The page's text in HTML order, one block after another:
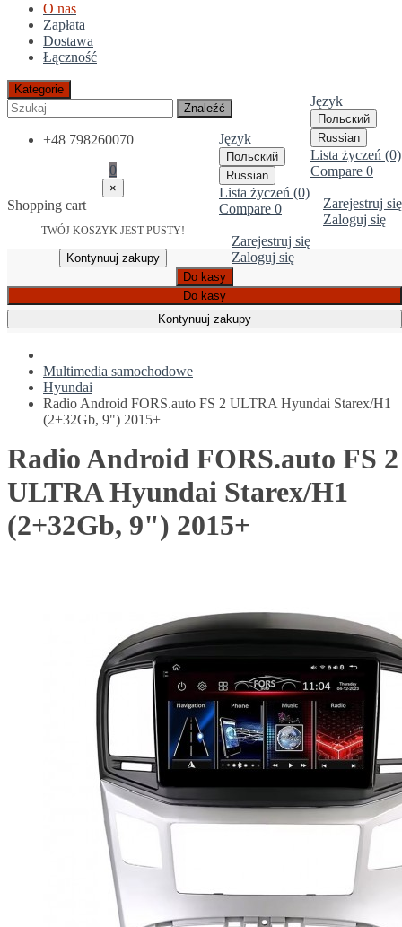
O nas
Zapłata
Dostawa
Łączność
Język
Польский
Russian
Lista życzeń (0)
Compare 0
Zarejestruj się
Zaloguj się
Kategorie
Znaleźć
Język
Польский
Russian
Lista życzeń (0)
Compare 0
Zarejestruj się
Zaloguj się
+48 798260070
0
×
Shopping cart
TWÓJ KOSZYK JEST PUSTY!
Kontynuuj zakupy
Do kasy
Do kasy
Kontynuuj zakupy
Multimedia samochodowe
Hyundai
Radio Android FORS.auto FS 2 ULTRA Hyundai Starex/H1
(2+32Gb, 9") 2015+
Radio Android FORS.auto FS 2
ULTRA Hyundai Starex/H1
(2+32Gb, 9") 2015+